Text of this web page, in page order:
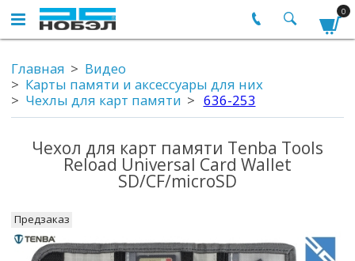
0
Главная
Видео
Карты памяти и аксессуары для них
Чехлы для карт памяти
636-253
Чехол для карт памяти Tenba Tools
Reload Universal Card Wallet
SD/CF/microSD
Предзаказ